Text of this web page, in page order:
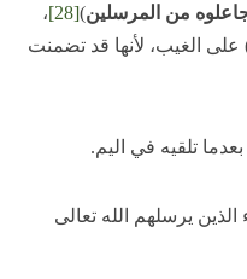
من المرسلين)
[28]
،
الغيب، لأنها قد تضمنت
تلقيه في اليم.
الذين يرسلهم الله تعالى